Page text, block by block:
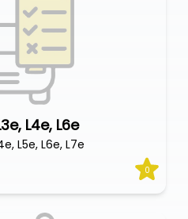
L4e, L6e
L5e, L6e, L7e
0